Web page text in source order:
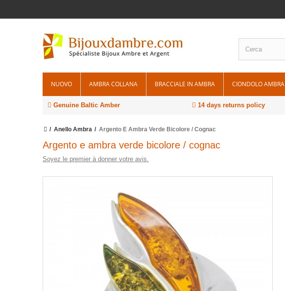
NUOVO AMBRA COLLANA BRACCIALE IN AMBRA CIONDOLO AMBRA
Genuine Baltic Amber 14 days returns policy
Anello Ambra Argento E Ambra Verde Bicolore / Cognac
Argento e ambra verde bicolore / cognac
Soyez le premier à donner votre avis.